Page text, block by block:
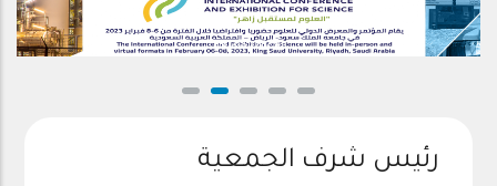
الدعوة للمشاركة
رئيس شرف الجمعية